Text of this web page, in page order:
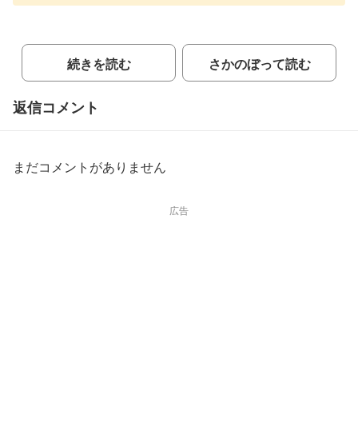
続きを読む さかのぼって読む
返信コメント
まだコメントがありません
広告